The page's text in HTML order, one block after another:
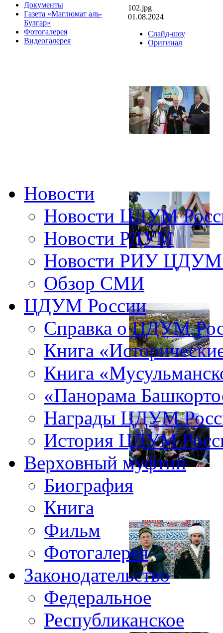
Документы
Газета «Маглюмат аль-
Булгар»
Фотогалерея
Видеогалерея
102.jpg
01.08.2024
Слайд-шоу
Оригинал
Новости
Новости ЦДУМ
Новости РДУМ
Новости РИУ ЦДУМ
Обзор СМИ
ЦДУМ России
Справка о ЦДУМ
Книга
Книга
«Панорама
Награды ЦДУМ
История ЦДУМ
Верховный муфтий
Биография
Книга
Фильм
Фотогалерея
Законодательство
Федеральное
Республиканское